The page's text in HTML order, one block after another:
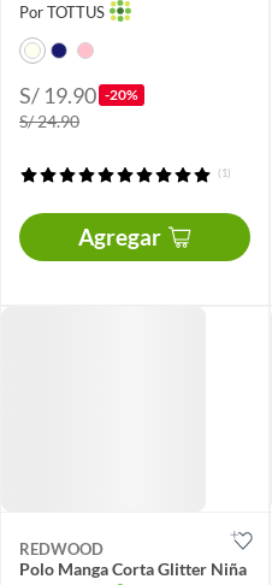
Por TOTTUS
S/ 19.90 -20%
S/ 24.90
(1)
Agregar
REDWOOD
Polo Manga Corta Glitter Niña